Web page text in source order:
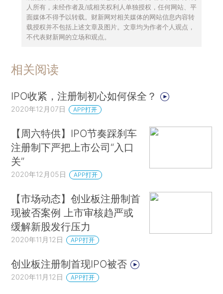
人所有，未经作者及/或相关权利人单独授权，任何网站、平
面媒体不得予以转载。财新网对相关媒体的网站信息内容转
载授权并不包括上述文章及图片。文章均为作者个人观点，
不代表财新网的立场和观点。
相关阅读
IPO收紧，注册制初心如何保全？
2020年12月07日 APP打开
【周六特供】IPO节奏踩刹车
注册制下严把上市公司“入口
关”
2020年12月05日 APP打开
【市场动态】创业板注册制首
现被否案例 上市审核趋严或
缓解新股发行压力
2020年11月12日 APP打开
创业板注册制首现IPO被否
2020年11月12日 APP打开